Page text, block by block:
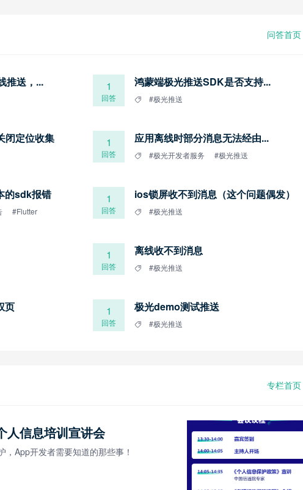
问答首页
推送，... 1
回答
鸿蒙端极光推送SDK是否支持...
#极光推送
定位收集 1
回答
应用离线时部分消息无法经由...
#极光开发者服务 #极光推送
的sdk报错
#Flutter
1
回答
ios锁屏收不到消息（这个问题偶发）
#极光推送
1
回答
离线收不到消息
#极光推送
页 1
回答
极光demo测试推送
#极光推送
专栏首页
人信息培训宣讲会
App开发者需要知道的那些事！